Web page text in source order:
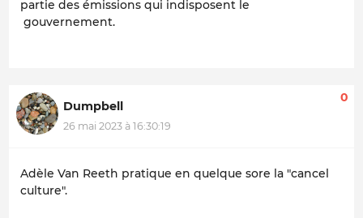
partie des émissions qui indisposent le
gouvernement.
Dumpbell
26 mai 2023 à 16:30:19
0
Adèle Van Reeth pratique en quelque sore la "cancel
culture".